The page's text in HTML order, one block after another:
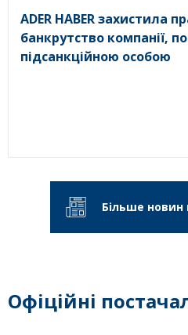
ADER HABER захистила
банкрутство компанії,
підсанкційною особою
Більше новин
Офіційні